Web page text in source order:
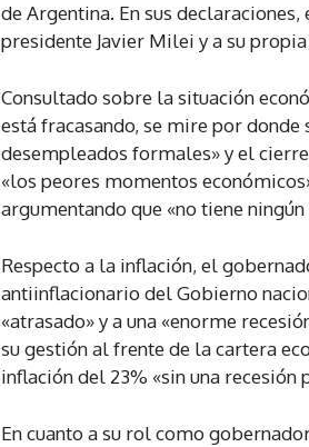
de Argentina. En sus
presidente Javier Milei y a su
Consultado sobre la situación
está fracasando, se mire por donde
desempleados formales» y el
«los peores momentos
argumentando que «no tiene
Respecto a la inflación, el
antiinflacionario del Gobierno
«atrasado» y a una «enorme
su gestión al frente de la cartera
inflación del 23% «sin una
En cuanto a su rol como